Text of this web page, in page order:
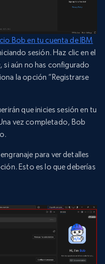
Bob en tu cuenta de IBM
sesión. Haz clic en el
si aún no has configurado
la opción “Registrarse
que inicies sesión en tu
vez completado, Bob
para ver detalles
Esto es lo que deberías